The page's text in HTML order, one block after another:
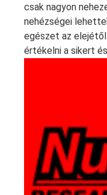
csak nagyon
nehézségei
egészet az
értékelni a sikert